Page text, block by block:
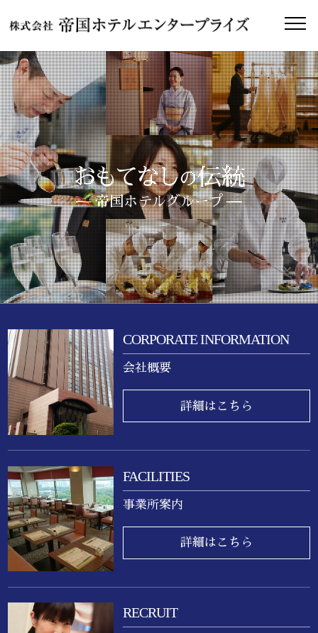
おもてなしの伝統
帝国ホテルグループ
CORPORATE INFORMATION
会社概要
詳細はこちら
FACILITIES
事業所案内
詳細はこちら
RECRUIT